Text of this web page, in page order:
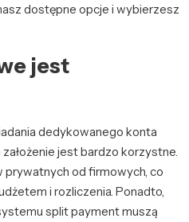
dostępne opcje i wybierzesz
jest
dedykowanego konta
jest bardzo korzystne.
prywatnych od firmowych, co
i rozliczenia. Ponadto,
split payment muszą